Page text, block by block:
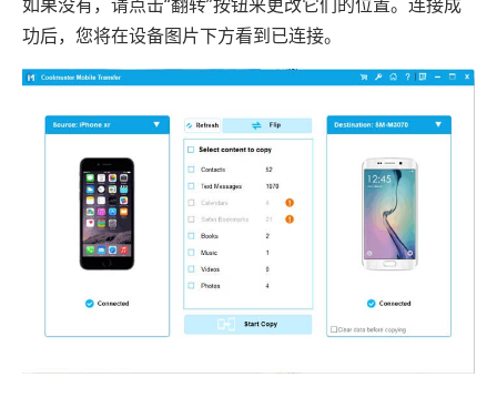
功后，您将在设备图片下方看到已连接。